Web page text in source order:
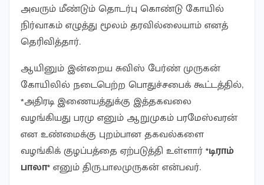
அவரும் மீண்டும் தொடர்பு கொண்டு கோயில்
நிர்வாகம் எழுத்து மூலம் தரவில்லையாம் எனத்
தெரிவித்தார்.
ஆயினும் இன்றைய சுவிஸ் பேர்ண் முருகன்
கோயிலில் நடைபெற்ற பொதுச்சபைக் கூட்டத்தில்,
*அதிரடி இணையத்துக்கு இத்தகவலை
வழங்கியது பரமு எனும் ஆறுமுகம் பரமேஸ்வரன்
என உண்மைக்கு புறம்பான தகவல்களை
வழங்கிக் குழப்பத்தை ஏற்படுத்தி உள்ளார்*டிராம்
பாலா*எனும் திரு.பாலமுருகன் என்பவர்.